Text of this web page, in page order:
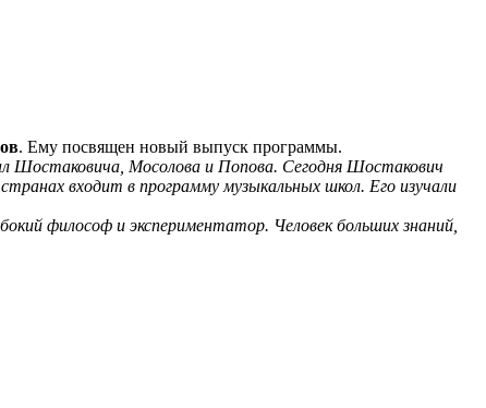
. Ему посвящен новый выпуск программы.
Шостаковича, Мосолова и Попова. Сегодня Шостакович
входит в программу музыкальных школ. Его изучали
философ и экспериментатор. Человек больших знаний,